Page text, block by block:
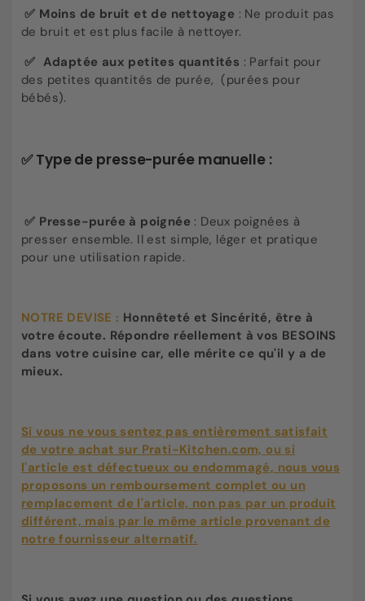
✅ Moins de bruit et de nettoyage : Ne produit pas
de bruit et est plus facile à nettoyer.
✅ Adaptée aux petites quantités : Parfait pour
des petites quantités de purée, (purées pour
bébés).
✅ Type de presse-purée manuelle :
✅ Presse-purée à poignée : Deux poignées à
presser ensemble. Il est simple, léger et pratique
pour une utilisation rapide.
NOTRE DEVISE : Honnêteté et Sincérité, être à
votre écoute. Répondre réellement à vos BESOINS
dans votre cuisine car, elle mérite ce qu'il y a de
mieux.
Si vous ne vous sentez pas entièrement satisfait
de votre achat sur Prati-Kitchen.com, ou si
l'article est défectueux ou endommagé, nous vous
proposons un remboursement complet ou un
remplacement de l'article, non pas par un produit
différent, mais par le même article provenant de
notre fournisseur alternatif.